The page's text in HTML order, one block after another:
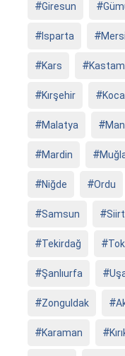
Giresun
Isparta
Kars
Kırşehir
Malatya
Mardin
Niğde Ordu
Samsun Siirt
Tekirdağ
Şanlıurfa
Zonguldak
Karaman